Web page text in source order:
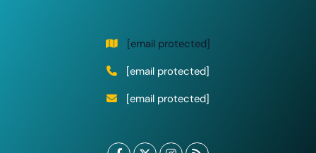
[email protected]
[email protected]
[email protected]